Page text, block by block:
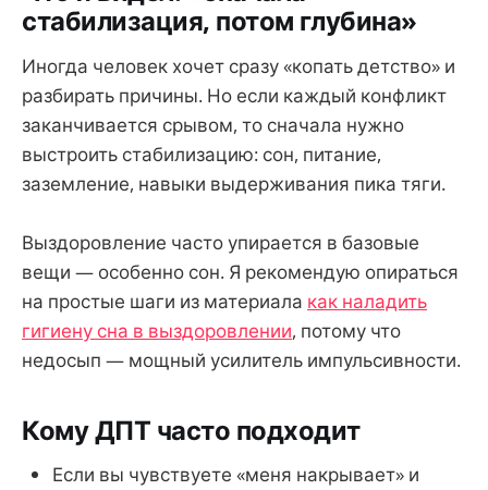
стабилизация, потом глубина»
Иногда человек хочет сразу «копать детство» и
разбирать причины. Но если каждый конфликт
заканчивается срывом, то сначала нужно
выстроить стабилизацию: сон, питание,
заземление, навыки выдерживания пика тяги.
Выздоровление часто упирается в базовые
вещи — особенно сон. Я рекомендую опираться
на простые шаги из материала как наладить
гигиену сна в выздоровлении, потому что
недосып — мощный усилитель импульсивности.
Кому ДПТ часто подходит
Если вы чувствуете «меня накрывает» и